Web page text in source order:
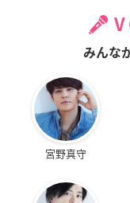
みんな
宮野真守